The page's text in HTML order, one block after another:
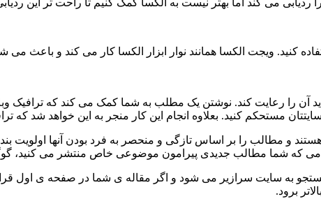
می کند اما بهتر نیست به الکسا کمک کنیم تا راحت تر این
کنید. ویجت الکسا همانند نوار ابزار الکسا کار می کند و
مستحکم کنید. بعلاوه انجام این کار منجر به این خواهد شد
و مطالب را بر اساس تازگی و منحصر به فرد بودن آنها اولویت
که شما مطالب جدیدی پیرامون موضوعی خاص منتشر می کنید،
به سایت سرازیر می شود و اگر مقاله ی شما در صفحه ی اول
برود.